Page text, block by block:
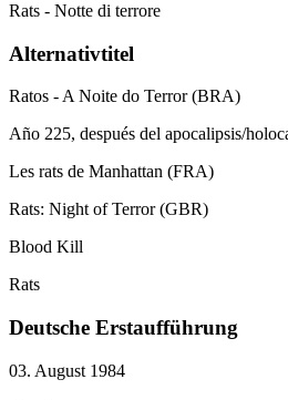
Rats - Notte di terrore
Alternativtitel
Ratos - A Noite do Terror (BRA)
Año 225, después del apocalipsis/
Les rats de Manhattan (FRA)
Rats: Night of Terror (GBR)
Blood Kill
Rats
Deutsche Erstaufführung
03. August 1984